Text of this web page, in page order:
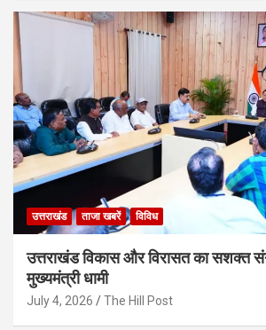
उत्तराखंड ताजा खबरें विविध
उत्तराखंड विकास और विरासत का सशक्त
मुख्यमंत्री धामी
July 4, 2026 The Hill Post